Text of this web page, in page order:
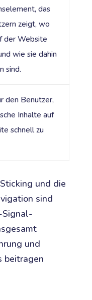
das
zeigt, wo
der Website
wie sie dahin
sind.
den Benutzer,
Inhalte auf
schnell zu
und die
sind
Signal-
und
beitragen